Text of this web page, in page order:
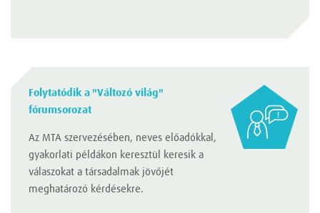
Folytatódik a "Változó világ"
fórumsorozat
Az MTA szervezésében, neves előadókkal,
gyakorlati példákon keresztül keresik a
válaszokat a társadalmak jövőjét
meghatározó kérdésekre.